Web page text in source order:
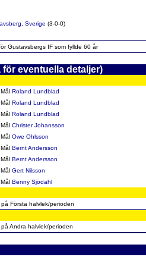
Sverige (3-0-0)
Gustavsbergs IF som fyllde 60 år
eventuella detaljer)
Mål Roland Lundblad
Mål Roland Lundblad
Mål Roland Lundblad
Mål Christer Johansson
Mål Owe Ohlsson
Mål Bernt Andersson
Mål Bernt Andersson
Mål Gert Nilsson
Mål Benny Sjödahl
på Första halvlek/perioden
på Andra halvlek/perioden